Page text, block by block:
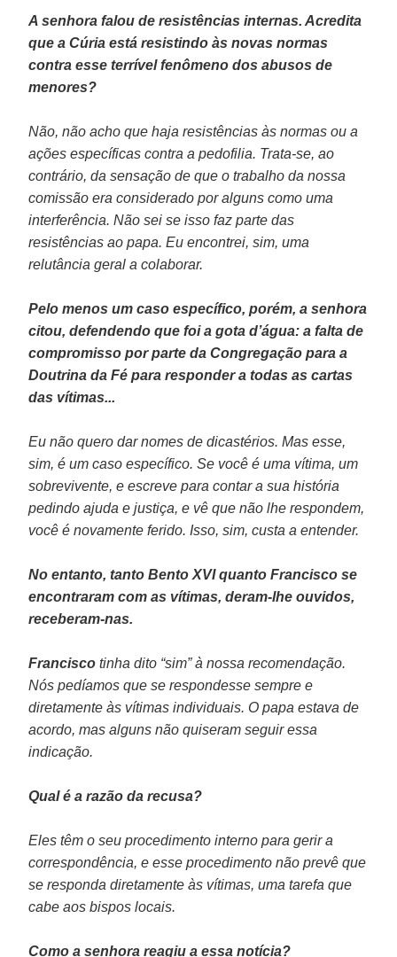
A senhora falou de resistências internas. Acredita
que a Cúria está resistindo às novas normas
contra esse terrível fenômeno dos abusos de
menores?
Não, não acho que haja resistências às normas ou a
ações específicas contra a pedofilia. Trata-se, ao
contrário, da sensação de que o trabalho da nossa
comissão era considerado por alguns como uma
interferência. Não sei se isso faz parte das
resistências ao papa. Eu encontrei, sim, uma
relutância geral a colaborar.
Pelo menos um caso específico, porém, a senhora
citou, defendendo que foi a gota d’água: a falta de
compromisso por parte da Congregação para a
Doutrina da Fé para responder a todas as cartas
das vítimas...
Eu não quero dar nomes de dicastérios. Mas esse,
sim, é um caso específico. Se você é uma vítima, um
sobrevivente, e escreve para contar a sua história
pedindo ajuda e justiça, e vê que não lhe respondem,
você é novamente ferido. Isso, sim, custa a entender.
No entanto, tanto Bento XVI quanto Francisco se
encontraram com as vítimas, deram-lhe ouvidos,
receberam-nas.
Francisco tinha dito “sim” à nossa recomendação.
Nós pedíamos que se respondesse sempre e
diretamente às vítimas individuais. O papa estava de
acordo, mas alguns não quiseram seguir essa
indicação.
Qual é a razão da recusa?
Eles têm o seu procedimento interno para gerir a
correspondência, e esse procedimento não prevê que
se responda diretamente às vítimas, uma tarefa que
cabe aos bispos locais.
Como a senhora reagiu a essa notícia?